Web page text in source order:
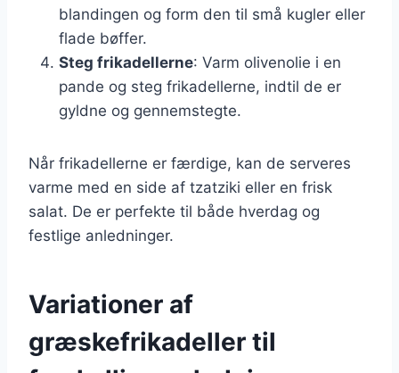
blandingen og form den til små kugler eller
flade bøffer.
Steg frikadellerne: Varm olivenolie i en
pande og steg frikadellerne, indtil de er
gyldne og gennemstegte.
Når frikadellerne er færdige, kan de serveres
varme med en side af tzatziki eller en frisk
salat. De er perfekte til både hverdag og
festlige anledninger.
Variationer af
græskefrikadeller til